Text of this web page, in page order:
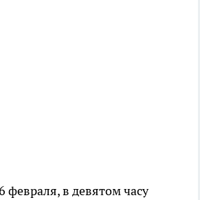
февраля, в девятом часу